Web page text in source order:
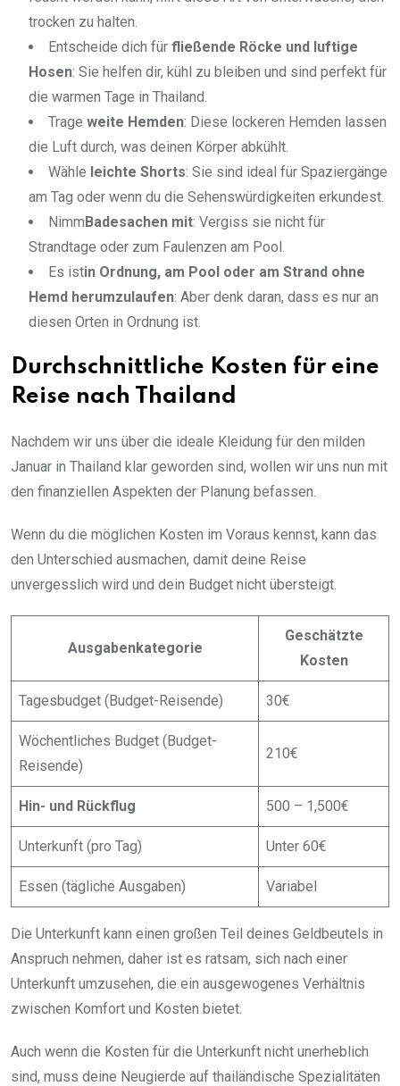
trocken zu halten.
Entscheide dich für fließende Röcke und luftige
Hosen: Sie helfen dir, kühl zu bleiben und sind perfekt für
die warmen Tage in Thailand.
Trage weite Hemden: Diese lockeren Hemden lassen
die Luft durch, was deinen Körper abkühlt.
Wähle leichte Shorts: Sie sind ideal für Spaziergänge
am Tag oder wenn du die Sehenswürdigkeiten erkundest.
NimmBadesachen mit: Vergiss sie nicht für
Strandtage oder zum Faulenzen am Pool.
Es istin Ordnung, am Pool oder am Strand ohne
Hemd herumzulaufen: Aber denk daran, dass es nur an
diesen Orten in Ordnung ist.
Durchschnittliche Kosten für eine
Reise nach Thailand
Nachdem wir uns über die ideale Kleidung für den milden
Januar in Thailand klar geworden sind, wollen wir uns nun mit
den finanziellen Aspekten der Planung befassen.
Wenn du die möglichen Kosten im Voraus kennst, kann das
den Unterschied ausmachen, damit deine Reise
unvergesslich wird und dein Budget nicht übersteigt.
Ausgabenkategorie
Geschätzte
Kosten
Tagesbudget (Budget-Reisende) 30€
Wöchentliches Budget (Budget-
Reisende)
210€
Hin- und Rückflug 500 – 1,500€
Unterkunft (pro Tag) Unter 60€
Essen (tägliche Ausgaben) Variabel
Die Unterkunft kann einen großen Teil deines Geldbeutels in
Anspruch nehmen, daher ist es ratsam, sich nach einer
Unterkunft umzusehen, die ein ausgewogenes Verhältnis
zwischen Komfort und Kosten bietet.
Auch wenn die Kosten für die Unterkunft nicht unerheblich
sind, muss deine Neugierde auf thailändische Spezialitäten